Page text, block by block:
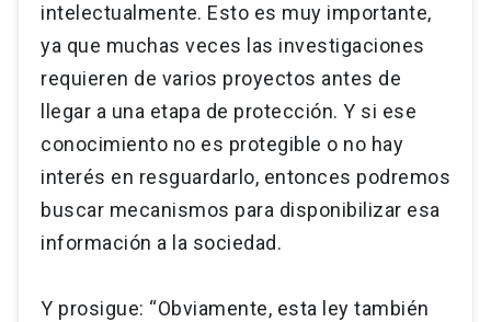
intelectualmente. Esto es muy importante,
ya que muchas veces las investigaciones
requieren de varios proyectos antes de
llegar a una etapa de protección. Y si ese
conocimiento no es protegible o no hay
interés en resguardarlo, entonces podremos
buscar mecanismos para disponibilizar esa
información a la sociedad.
Y prosigue: “Obviamente, esta ley también